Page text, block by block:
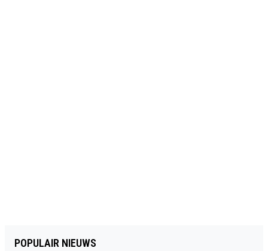
POPULAIR NIEUWS